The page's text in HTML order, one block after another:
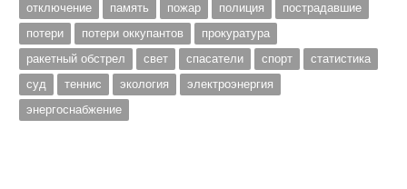
отключение
память пожар полиция
пострадавшие
потери
потери оккупантов
прокуратура
ракетный обстрел
свет спасатели спорт
статистика
суд
теннис экология
электроэнергия
энергоснабжение